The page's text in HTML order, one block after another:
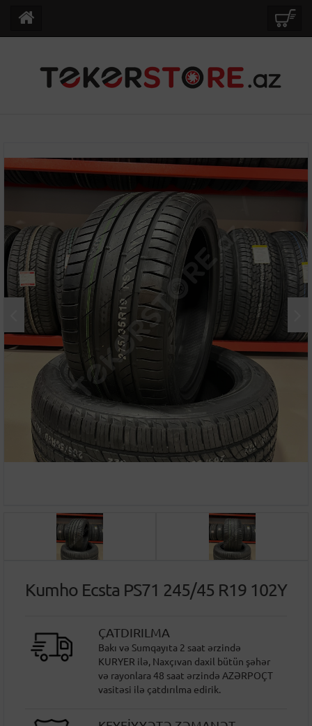
Kumho Ecsta PS71 245/45 R19 102Y
ÇATDIRILMA
Bakı və Sumqayıta 2 saat ərzində
KURYER ilə, Naxçıvan daxil bütün şəhər
və rayonlara 48 saat ərzində AZƏRPOÇT
vasitəsi ilə çatdırılma edirik.